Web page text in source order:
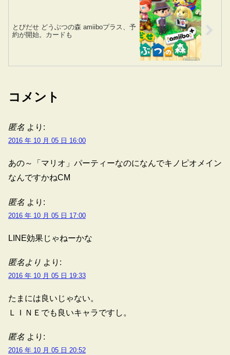
とびだせ どうぶつの森 amiiboプラス、予
約が開始。カードも
コメント
匿名 より:
2016 年 10 月 05 日 16:00
あの～「マリオ」パーティーなのになんでキノピオメイン
なんですかねCM
匿名 より:
2016 年 10 月 05 日 17:00
LINE効果じゃねーかな
匿名より より:
2016 年 10 月 05 日 19:33
たまには良いじゃない。
ＬＩＮＥでも良いキャラですし。
匿名 より:
2016 年 10 月 05 日 20:52